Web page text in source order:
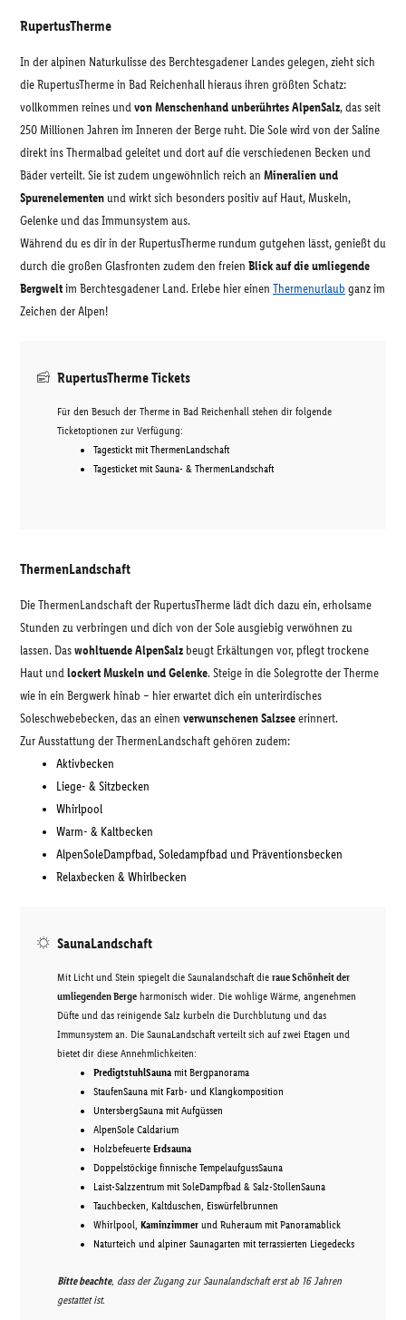
RupertusTherme
In der alpinen Naturkulisse des Berchtesgadener Landes gelegen, zieht sich
die RupertusTherme in Bad Reichenhall hieraus ihren größten Schatz:
vollkommen reines undvon Menschenhand unberührtes AlpenSalz, das seit
250 Millionen Jahren im Inneren der Berge ruht. Die Sole wird von der Saline
direkt ins Thermalbad geleitet und dort auf die verschiedenen Becken und
Bäder verteilt. Sie ist zudem ungewöhnlich reich an Mineralien und
Spurenelementen und wirkt sich besonders positiv auf Haut, Muskeln,
Gelenke und das Immunsystem aus.
Während du es dir in der RupertusTherme rundum gutgehen lässt, genießt du
durch die großen Glasfronten zudem den freien Blick auf die umliegende
Bergweltim Berchtesgadener Land. Erlebe hier einen Thermenurlaub ganz im
Zeichen der Alpen!
RupertusTherme Tickets
Für den Besuch der Therme in Bad Reichenhall stehen dir folgende
Ticketoptionen zur Verfügung:
Tagestickt mit ThermenLandschaft
Tagesticket mit Sauna- & ThermenLandschaft
ThermenLandschaft
Die ThermenLandschaft der RupertusTherme lädt dich dazu ein, erholsame
Stunden zu verbringen und dich von der Sole ausgiebig verwöhnen zu
lassen. Daswohltuende AlpenSalz beugt Erkältungen vor, pflegt trockene
Haut undlockert Muskeln und Gelenke. Steige in die Solegrotte der Therme
wie in ein Bergwerk hinab – hier erwartet dich ein unterirdisches
Soleschwebebecken, das an einen verwunschenen Salzseeerinnert.
Zur Ausstattung der ThermenLandschaft gehören zudem:
Aktivbecken
Liege- & Sitzbecken
Whirlpool
Warm- & Kaltbecken
AlpenSoleDampfbad, Soledampfbad und Präventionsbecken
Relaxbecken & Whirlbecken
SaunaLandschaft
Mit Licht und Stein spiegelt die Saunalandschaft die raue Schönheit der
umliegenden Berge harmonisch wider. Die wohlige Wärme, angenehmen
Düfte und das reinigende Salz kurbeln die Durchblutung und das
Immunsystem an. Die SaunaLandschaft verteilt sich auf zwei Etagen und
bietet dir diese Annehmlichkeiten:
PredigtstuhlSauna mit Bergpanorama
StaufenSauna mit Farb- und Klangkomposition
UntersbergSauna mit Aufgüssen
AlpenSole Caldarium
Holzbefeuerte Erdsauna
Doppelstöckige finnische TempelaufgussSauna
Laist-Salzzentrum mit SoleDampfbad & Salz-StollenSauna
Tauchbecken, Kaltduschen, Eiswürfelbrunnen
Whirlpool, Kaminzimmer und Ruheraum mit Panoramablick
Naturteich und alpiner Saunagarten mit terrassierten Liegedecks
Bitte beachte, dass der Zugang zur Saunalandschaft erst ab 16 Jahren
gestattet ist.